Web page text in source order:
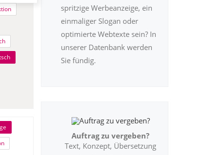
spritzige Werbeanzeige, ein
einmaliger Slogan oder
optimierte Webtexte sein? In
unserer Datenbank werden
Sie fündig.
Auftrag zu vergeben?
Text, Konzept, Übersetzung